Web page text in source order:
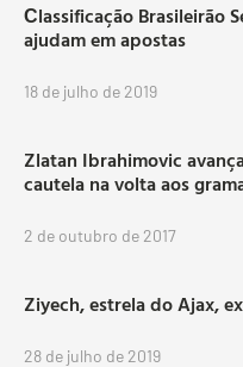
Сlassificação Brasileirão
ajudam em apostas
18 de julho de 2019
Zlatan Ibrahimovic
cautela na volta aos
2 de outubro de 2017
Ziyech, estrela do Ajax,
28 de julho de 2019